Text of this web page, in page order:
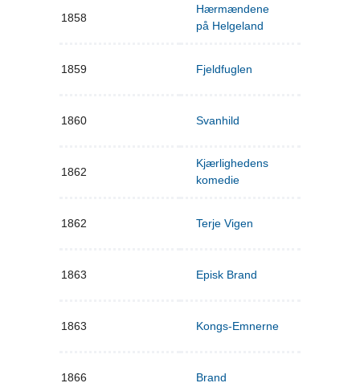
1858
Hærmændene
på Helgeland
1859 Fjeldfuglen
1860 Svanhild
1862
Kjærlighedens
komedie
1862 Terje Vigen
1863 Episk Brand
1863 Kongs-Emnerne
1866 Brand